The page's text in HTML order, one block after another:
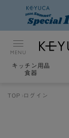
MENU
キッチン用品
食器
TOP ログイン